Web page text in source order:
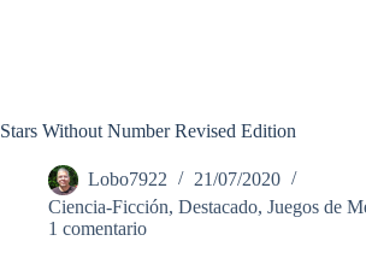
Stars Without Number Revised Edition
Lobo7922
21/07/2020
Ciencia-Ficción, Destacado, Juegos de
1 comentario